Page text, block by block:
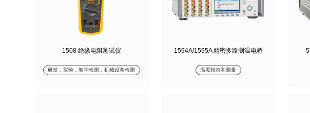
1508 绝缘电阻测试仪
研发，实验，教学检测，机械设备检测
1594A/1595A 精密多路测温电桥
温度校准和测量